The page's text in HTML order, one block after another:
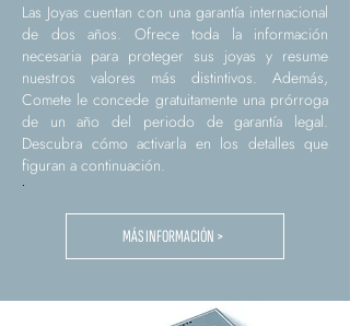
Las Joyas cuentan con una garantía internacional
de dos años. Ofrece toda la información
necesaria para proteger sus joyas y resume
nuestros valores más distintivos. Además,
Comete le concede gratuitamente una prórroga
de un año del periodo de garantía legal.
Descubra cómo activarla en los detalles que
figuran a continuación.
MÁS INFORMACIÓN >